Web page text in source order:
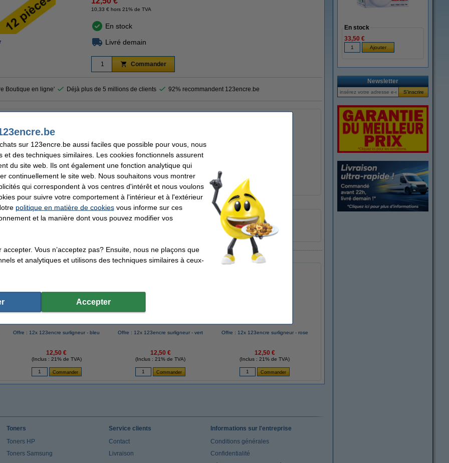
10,33 € hors 21% de TVA
En stock
Livré demain
Commander
Boutique en ligne' Déjà plus de 5 millions de clients 92% recommandent 123encre.be
123encre.
biseautée et crée des lignes claires en un seul mouvement fluide. La couleur orange vif fait ressortir
texte. Le surligneur contient une encre à base d'eau à séchage rapide, adaptée aux textes imprimés et
surligneurs de la marque 123encre afin d'économiser de l'argent.
123encre une garantie à 100%.
Largeur d'écriture:
1 - 4,5 mm
non
12 pièce(s)
qui ont également commandé cet article
Offre : 12x 123encre surligneur - bleu
12,50 €
(Inclus : 21% de TVA)
Offre : 12x 123encre surligneur - vert
12,50 €
(Inclus : 21% de TVA)
Offre : 12x 123encre surligneur - rose
12,50 €
(Inclus : 21% de TVA)
En stock
33,50 €
Newsletter
Toners
Toners HP
Toners Samsung
Service clients
Contact
Livraison
Informations sur l'entreprise
Conditions générales
Confidentialité
sur 123encre.be aussi faciles que possible pour vous, nous
et des techniques similaires. Les cookies fonctionnels assurent
du site web. Ils ont également une fonction analytique qui
continuellement le site web. Nous souhaitons vous montrer
qui correspondent à vos centres d'intérêt et nous voulons
pour suivre votre comportement à l'intérieur et à l'extérieur
politique en matière de cookiesvous informe sur ces
et la manière dont vous pouvez modifier vos
Vous n’acceptez pas? Ensuite, nous ne plaçons que
et analytiques et utilisons des techniques similaires à ceux-
Accepter